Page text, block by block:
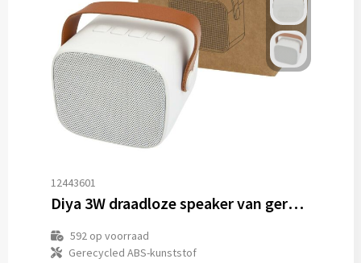
12443601
Diya 3W draadloze speaker van gerecycled plastic
592op voorraad
Gerecycled ABS-kunststof